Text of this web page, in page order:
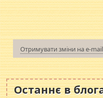
Отримувати зміни на e-mail
Останнє в